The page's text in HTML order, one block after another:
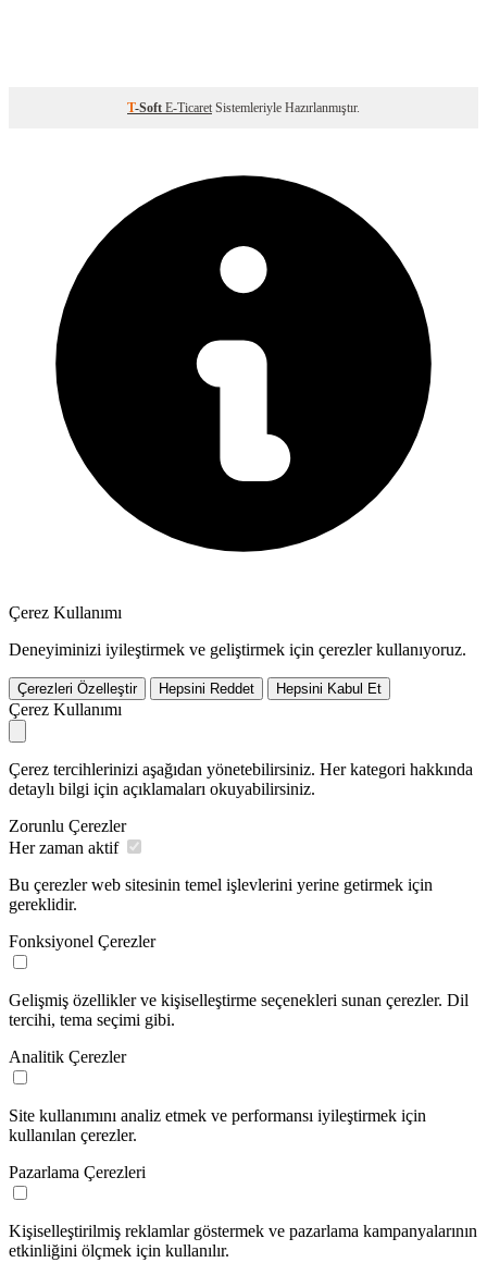
T-Soft E-Ticaret Sistemleriyle Hazırlanmıştır.
Çerez Kullanımı
Deneyiminizi iyileştirmek ve geliştirmek için çerezler kullanıyoruz.
Çerezleri Özelleştir Hepsini Reddet Hepsini Kabul Et
Çerez Kullanımı
Çerez tercihlerinizi aşağıdan yönetebilirsiniz. Her kategori hakkında
detaylı bilgi için açıklamaları okuyabilirsiniz.
Zorunlu Çerezler
Her zaman aktif
Bu çerezler web sitesinin temel işlevlerini yerine getirmek için
gereklidir.
Fonksiyonel Çerezler
Gelişmiş özellikler ve kişiselleştirme seçenekleri sunan çerezler. Dil
tercihi, tema seçimi gibi.
Analitik Çerezler
Site kullanımını analiz etmek ve performansı iyileştirmek için
kullanılan çerezler.
Pazarlama Çerezleri
Kişiselleştirilmiş reklamlar göstermek ve pazarlama kampanyalarının
etkinliğini ölçmek için kullanılır.